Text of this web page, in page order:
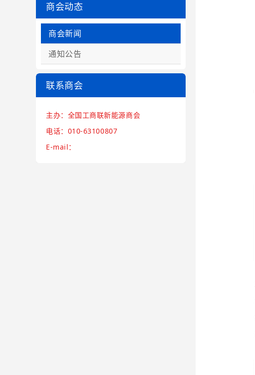
商会动态
商会新闻
通知公告
联系商会
主办：全国工商联新能源商会
电话：010-63100807
E-mail：